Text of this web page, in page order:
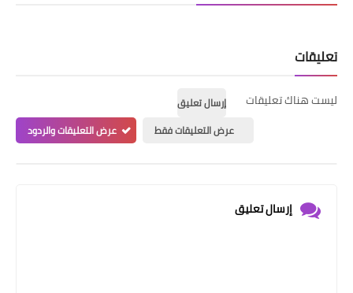
تعليقات
ليست هناك تعليقات
إرسال تعليق
عرض التعليقات فقط
عرض التعليقات والردود
إرسال تعليق